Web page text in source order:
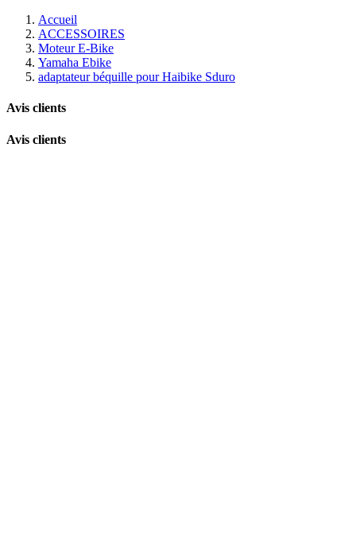
Accueil
ACCESSOIRES
Moteur E-Bike
Yamaha Ebike
adaptateur béquille pour Haibike Sduro
Avis clients
Avis clients